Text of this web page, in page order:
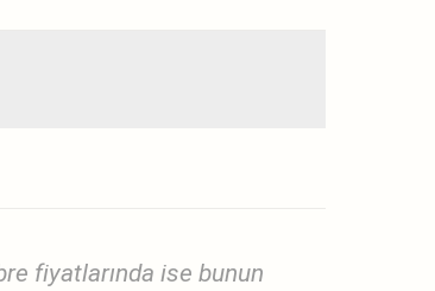
fiyatlarında ise bunun